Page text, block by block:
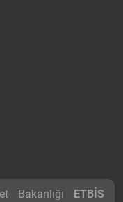
Bakanlığı ETBİS